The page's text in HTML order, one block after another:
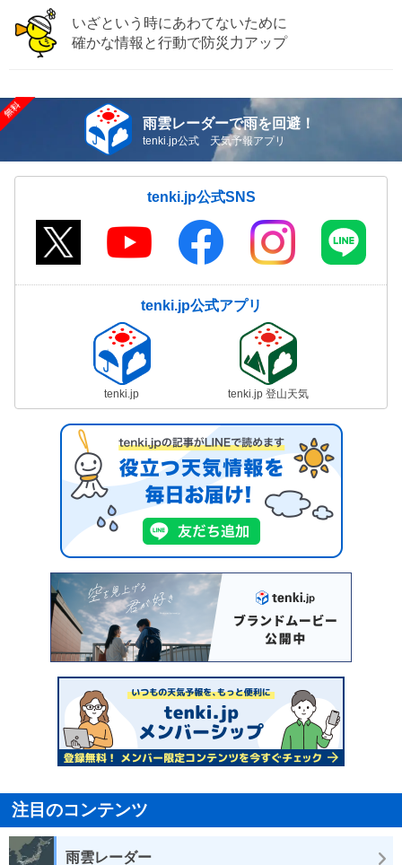
いざという時にあわてないために
確かな情報と行動で防災力アップ
雨雲レーダーで雨を回避！
tenki.jp公式 天気予報アプリ
tenki.jp公式SNS
tenki.jp公式アプリ
tenki.jp tenki.jp 登山天気
注目のコンテンツ
雨雲レーダー